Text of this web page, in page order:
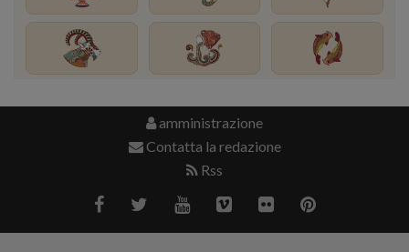
amministrazione
Contatta la redazione
Rss